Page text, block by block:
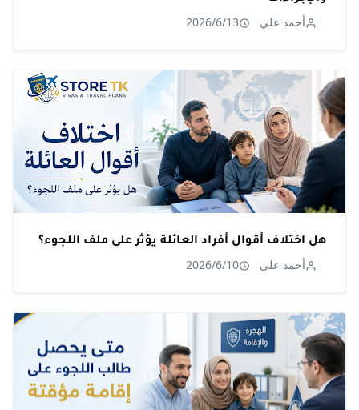
أحمد علي 2026/6/13
هل اختلاف أقوال أفراد العائلة يؤثر على ملف اللجوء؟
أحمد علي 2026/6/10